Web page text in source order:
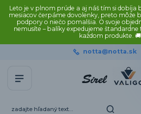
Leto je v plnom prúde a aj náš tím si dobíja
mesiacov čerpáme dovolenky, preto môže
podpory o niečo pomalšia. O svoje
nemusíte – balíky expedujeme štandardne
každom produkte. 🚚
notta@notta.sk